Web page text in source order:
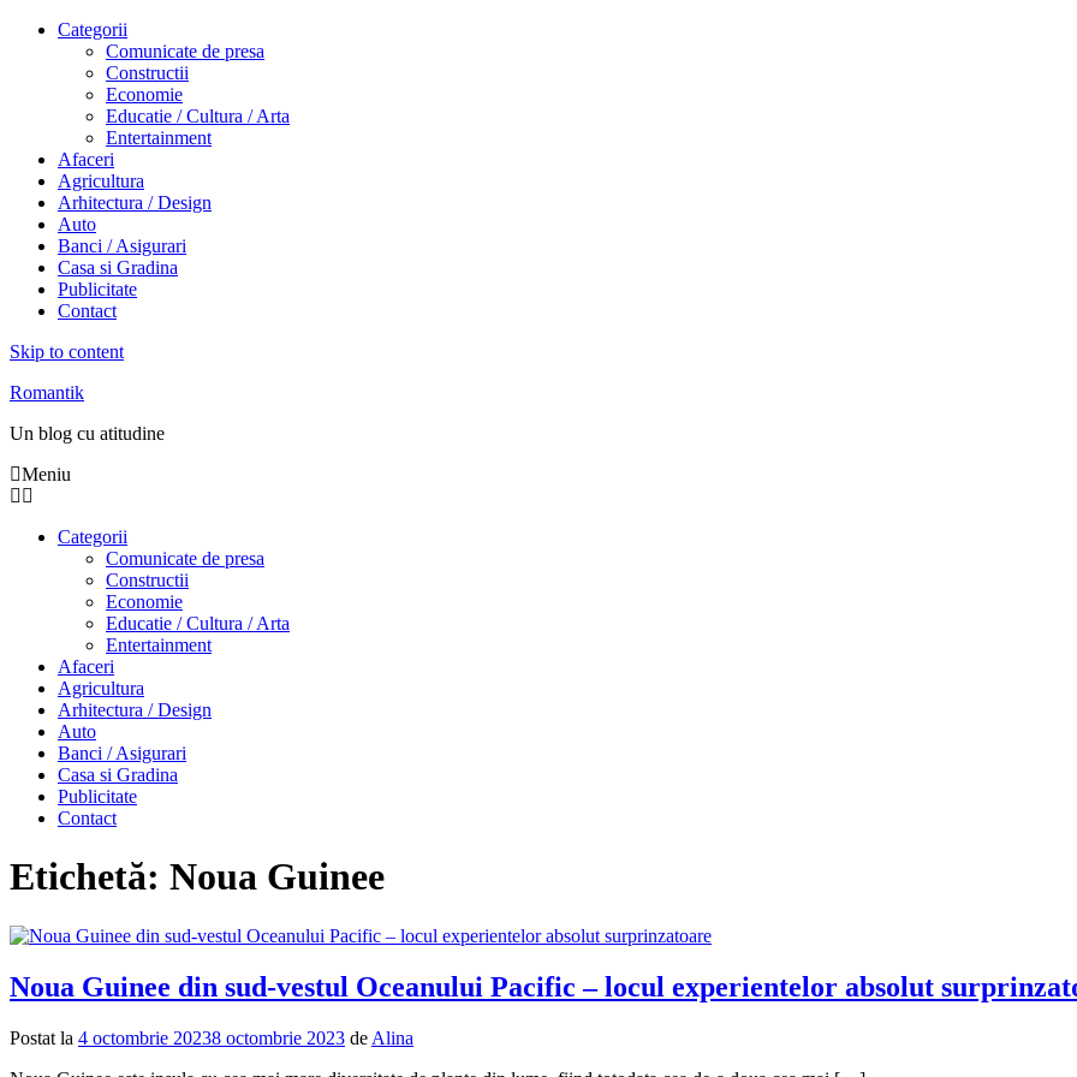
Categorii
Comunicate de presa
Constructii
Economie
Educatie / Cultura / Arta
Entertainment
Afaceri
Agricultura
Arhitectura / Design
Auto
Banci / Asigurari
Casa si Gradina
Publicitate
Contact
Skip to content
Romantik
Un blog cu atitudine
Meniu
Categorii
Comunicate de presa
Constructii
Economie
Educatie / Cultura / Arta
Entertainment
Afaceri
Agricultura
Arhitectura / Design
Auto
Banci / Asigurari
Casa si Gradina
Publicitate
Contact
Etichetă: Noua Guinee
Noua Guinee din sud-vestul Oceanului Pacific – locul experientelor absolut
Postat la 4 octombrie 20238 octombrie 2023 de Alina